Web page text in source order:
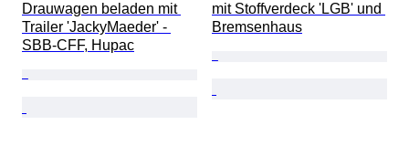
Drauwagen beladen mit
Trailer 'JackyMaeder' -
SBB-CFF, Hupac
mit Stoffverdeck 'LGB' und
Bremsenhaus